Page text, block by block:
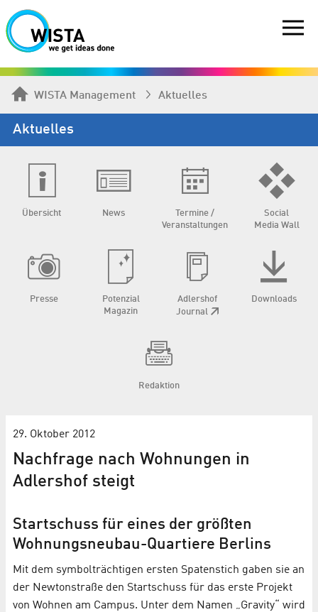
WISTA Management Aktuelles
Aktuelles
Übersicht News
Termine /
Veranstaltungen
Social
Media Wall
Presse
Potenzial
Magazin
Adlershof
Journal
Downloads
Redaktion
29. Oktober 2012
Nachfrage nach Wohnungen in
Adlershof steigt
Startschuss für eines der größten
Wohnungsneubau-Quartiere Berlins
Mit dem symbolträchtigen ersten Spatenstich gaben sie an
der Newtonstraße den Startschuss für das erste Projekt
von Wohnen am Campus. Unter dem Namen „Gravity“ wird